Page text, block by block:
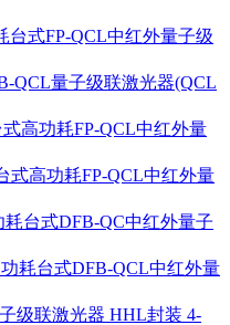
台式FP-QCL中红外量子级
QCL量子级联激光器(QCL
式高功耗FP-QCL中红外量
式高功耗FP-QCL中红外量
耗台式DFB-QC中红外量子
功耗台式DFB-QCL中红外量
级联激光器 HHL封装 4-